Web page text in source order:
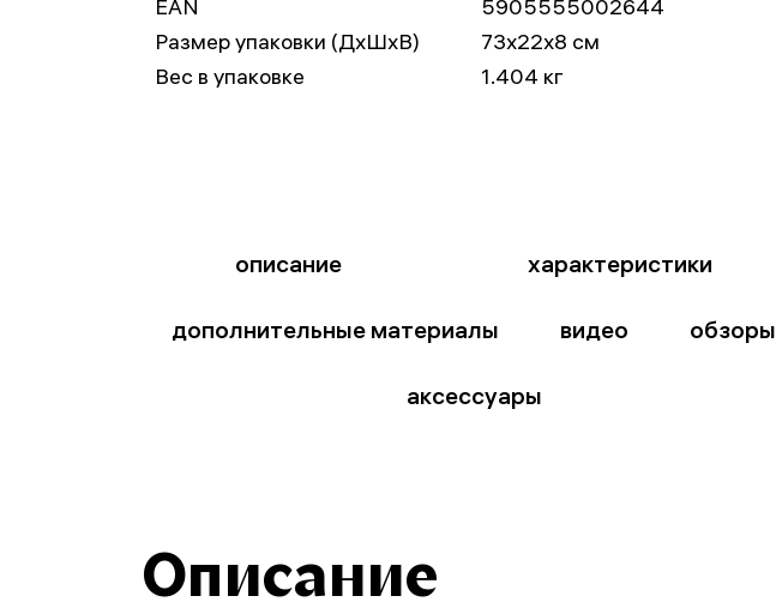
EAN
5905555002644
Размер упаковки (ДxШxВ)
73x22x8 см
Вес в упаковке
1.404 кг
описание характеристики
дополнительные материалы видео обзоры
аксессуары
Описание